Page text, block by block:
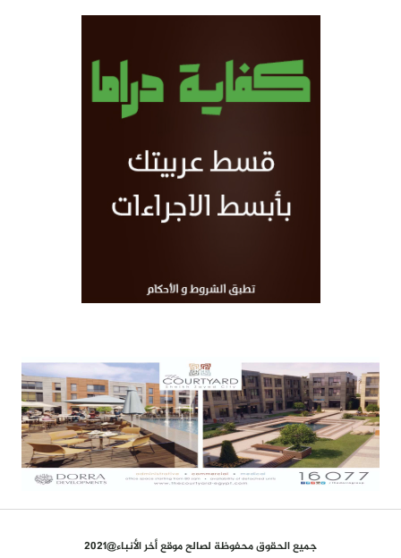
جميع الحقوق محفوظة لصالح موقع أخر الأنباء@2021